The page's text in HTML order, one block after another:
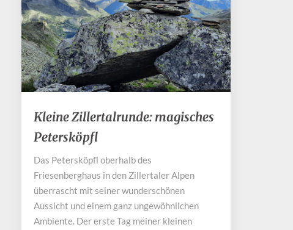
Kleine
Zillertalrunde:
magisches
Kleine Zillertalrunde: magisches
Petersköpfl
Das Petersköpfl oberhalb des
Friesenberghaus in den Zillertaler Alpen
überrascht mit seiner wunderschönen
Aussicht und einem ganz ungewöhnlichen
Ambiente. Der erste Tag meiner kleinen